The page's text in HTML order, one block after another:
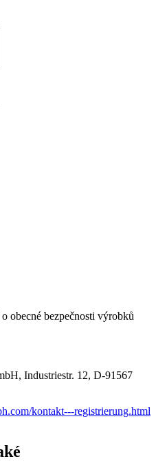
obecné bezpečnosti výrobků
Industriestr. 12, D-91567
kontakt---registrierung.html